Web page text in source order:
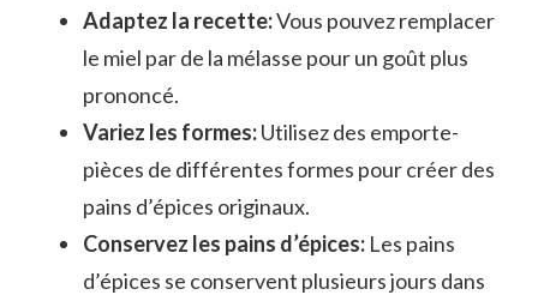
Adaptez la recette:Vous pouvez remplacer
le miel par de la mélasse pour un goût plus
prononcé.
Variez les formes:Utilisez des emporte-
pièces de différentes formes pour créer des
pains d’épices originaux.
Conservez les pains d’épices: Les pains
d’épices se conservent plusieurs jours dans